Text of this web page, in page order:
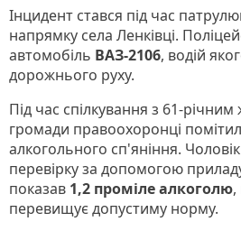
Інцидент стався під час
напрямку села Ленківці.
автомобіль ВАЗ-2106, водій
дорожнього руху.
Під час спілкування з 61-
громади правоохоронці
алкогольного сп'яніння.
перевірку за допомогою
показав 1,2 проміле алкоголю,
перевищує допустиму норму.